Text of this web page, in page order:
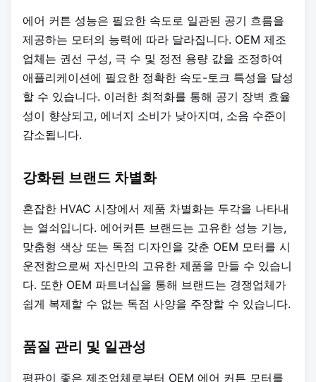
에어 커튼 성능은 필요한 속도로 일관된 공기 흐름을
제공하는 모터의 능력에 따라 달라집니다. OEM 제조
업체는 권선 구성, 극 수 및 정전 용량 값을 조정하여
애플리케이션에 필요한 정확한 속도-토크 특성을 달성
할 수 있습니다. 이러한 최적화를 통해 공기 장벽 효율
성이 향상되고, 에너지 소비가 낮아지며, 소음 수준이
감소됩니다.
강화된 브랜드 차별화
혼잡한 HVAC 시장에서 제품 차별화는 두각을 나타내
는 열쇠입니다. 에어커튼 브랜드는 고유한 성능 기능,
맞춤형 색상 또는 독점 디자인을 갖춘 OEM 모터를 시
운전함으로써 자신만의 고유한 제품을 만들 수 있습니
다. 또한 OEM 파트너십을 통해 브랜드는 경쟁업체가
쉽게 복제할 수 없는 독점 사양을 주장할 수 있습니다.
품질 관리 및 일관성
평판이 좋은 제조업체로부터 OEM 에어 커튼 모터를